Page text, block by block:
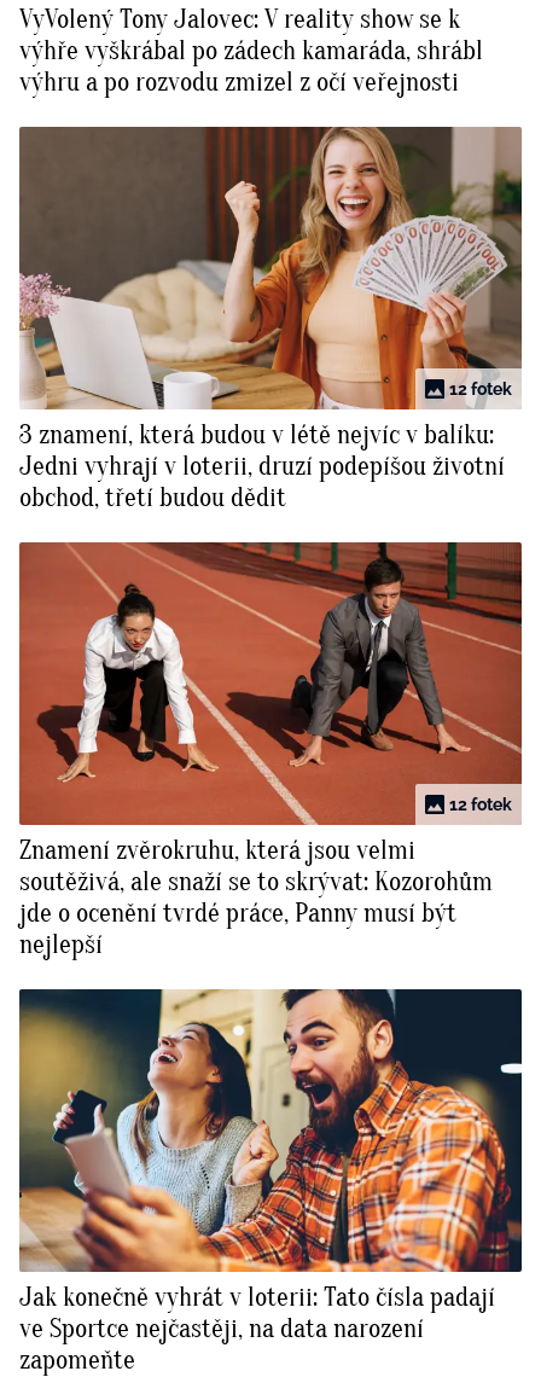
Tvoření
Rady a tipy
BurdaMedia
Extra
SVĚT ŽENY - 599 KČ
SADA PRODUKTŮ MANA (10 ks)
VyVolený Tony Jalovec: V reality show se k
výhře vyškrábal po zádech kamaráda, shrábl
výhru a po rozvodu zmizel z očí veřejnosti
12 fotek
3 znamení, která budou v létě nejvíc v balíku:
Jedni vyhrají v loterii, druzí podepíšou životní
obchod, třetí budou dědit
12 fotek
Znamení zvěrokruhu, která jsou velmi
soutěživá, ale snaží se to skrývat: Kozorohům
jde o ocenění tvrdé práce, Panny musí být
nejlepší
Jak konečně vyhrát v loterii: Tato čísla padají
ve Sportce nejčastěji, na data narození
zapomeňte